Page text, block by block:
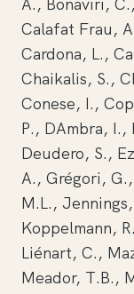
Calafat Frau,
Cardona, L.,
Chaikalis, S.,
Conese, I.,
P., DAmbra,
Deudero, S.,
A., Grégori,
M.L.,
Koppelmann,
Liénart, C.,
Meador, T.B.,